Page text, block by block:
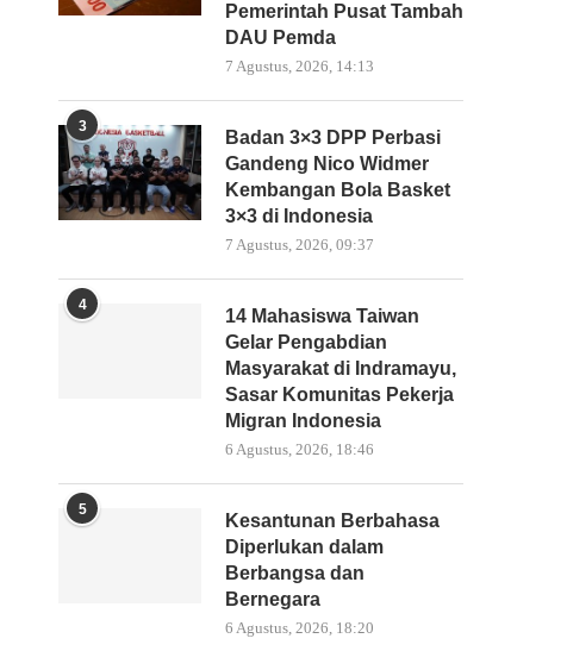
Pemerintah Pusat Tambah
DAU Pemda
7 Agustus, 2026, 14:13
3
Badan 3×3 DPP Perbasi
Gandeng Nico Widmer
Kembangan Bola Basket
3×3 di Indonesia
7 Agustus, 2026, 09:37
4
14 Mahasiswa Taiwan
Gelar Pengabdian
Masyarakat di Indramayu,
Sasar Komunitas Pekerja
Migran Indonesia
6 Agustus, 2026, 18:46
5
Kesantunan Berbahasa
Diperlukan dalam
Berbangsa dan
Bernegara
6 Agustus, 2026, 18:20